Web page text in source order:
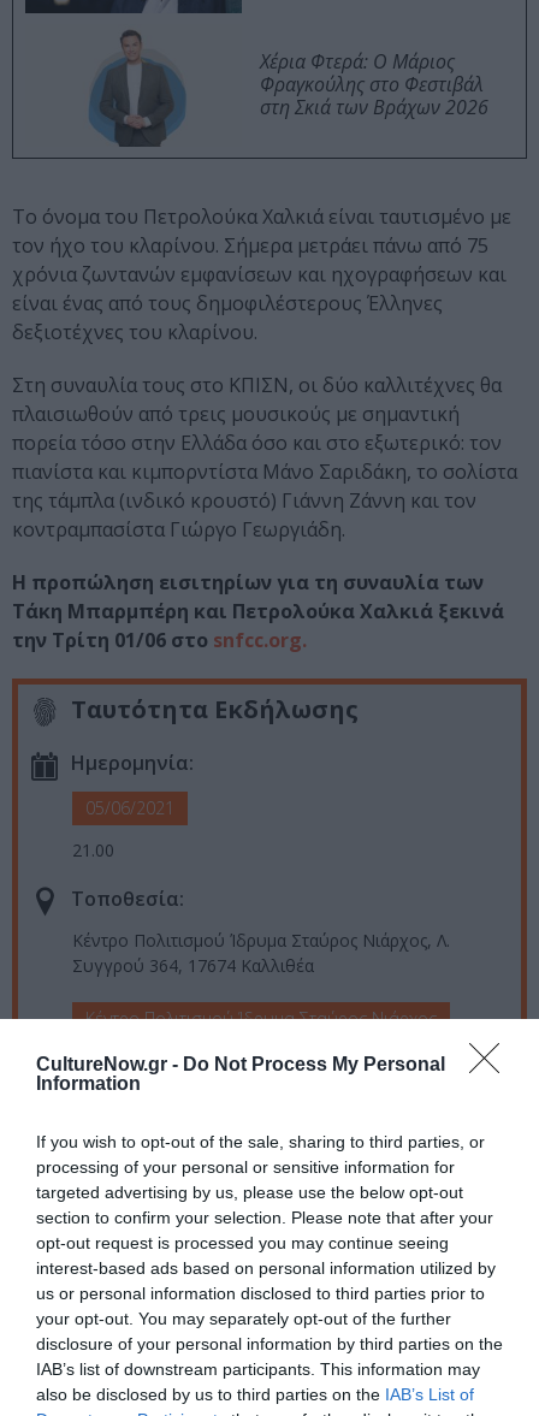
CultureNow.gr - Do Not Process My Personal
Information
If you wish to opt-out of the sale, sharing to third parties, or
processing of your personal or sensitive information for
targeted advertising by us, please use the below opt-out
section to confirm your selection. Please note that after your
opt-out request is processed you may continue seeing
interest-based ads based on personal information utilized by
us or personal information disclosed to third parties prior to
your opt-out. You may separately opt-out of the further
disclosure of your personal information by third parties on the
IAB’s list of downstream participants. This information may
also be disclosed by us to third parties on the IAB’s List of
Χέρια Φτερά: Ο Μάριος
Φραγκούλης στο Φεστιβάλ
στη Σκιά των Βράχων 2026
Το όνομα του Πετρολούκα Χαλκιά είναι ταυτισμένο με
τον ήχο του κλαρίνου. Σήμερα μετράει πάνω από 75
χρόνια ζωντανών εμφανίσεων και ηχογραφήσεων και
είναι ένας από τους δημοφιλέστερους Έλληνες
δεξιοτέχνες του κλαρίνου.
Στη συναυλία τους στο ΚΠΙΣΝ, οι δύο καλλιτέχνες θα
πλαισιωθούν από τρεις μουσικούς με σημαντική
πορεία τόσο στην Ελλάδα όσο και στο εξωτερικό: τον
πιανίστα και κιμπορντίστα Μάνο Σαριδάκη, το σολίστα
της τάμπλα (ινδικό κρουστό) Γιάννη Ζάννη και τον
κοντραμπασίστα Γιώργο Γεωργιάδη.
Η προπώληση εισιτηρίων για τη συναυλία των
Τάκη Μπαρμπέρη και Πετρολούκα Χαλκιά ξεκινά
την Τρίτη 01/06 στo snfcc.org.
Ταυτότητα Εκδήλωσης
Ημερομηνία:
05/06/2021
21.00
Τοποθεσία:
Κέντρο Πολιτισμού Ίδρυμα Σταύρος Νιάρχος, Λ.
Συγγρού 364, 17674 Καλλιθέα
Κέντρο Πολιτισμού Ίδρυμα Σταύρος Νιάρχος
Eισιτήρια:
Πληροφορίες / Κρατήσεις:
snfcc.org
Ακολουθήστε το Culturenow.gr στοGoogle Newsκαι
μάθετε πρώτοι όλες τις ειδήσεις
Δείτε όλα τατελευταία νέαγια την Τέχνη και τον
Πολιτισμό στοCulturenow.gr